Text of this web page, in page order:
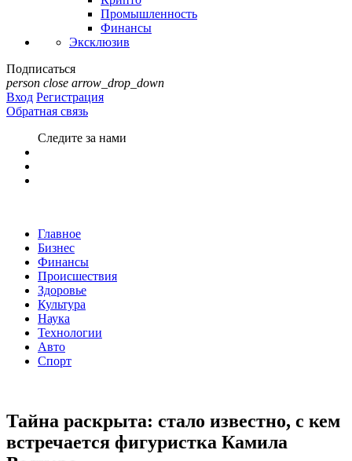
Промышленность
Финансы
Эксклюзив
Подписаться
person close arrow_drop_down
Вход Регистрация
Обратная связь
Следите за нами
Главное
Бизнес
Финансы
Происшествия
Здоровье
Культура
Наука
Технологии
Авто
Спорт
Тайна раскрыта: стало известно, с кем
встречается фигуристка Камила